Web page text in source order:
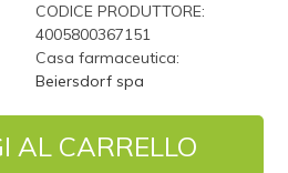
CODICE PRODUTTORE:
4005800367151
Casa farmaceutica:
Beiersdorf spa
AL CARRELLO